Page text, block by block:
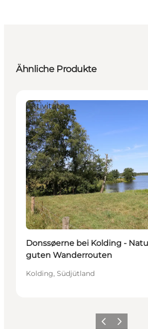
Ähnliche Produkte
Aktivitäten
Donssøerne bei Kolding -
guten Wanderrouten
Kolding, Südjütland
ZurückWeiter